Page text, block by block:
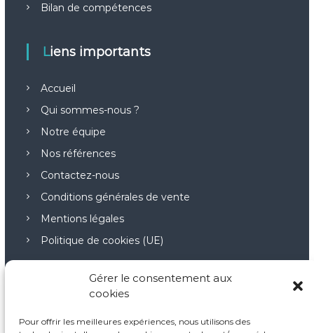
Gérer le consentement aux
cookies
Pour offrir les meilleures expériences, nous utilisons des
e
Bilan de compétences
Liens importants
Accueil
Qui sommes-nous ?
Notre équipe
Nos références
Contactez-nous
Conditions générales de vente
Mentions légales
Politique de cookies (UE)